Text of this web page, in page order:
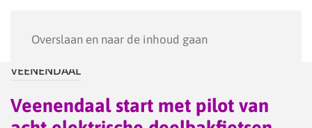
Overslaan en naar de inhoud gaan
VEENENDAAL
Veenendaal start met pilot van